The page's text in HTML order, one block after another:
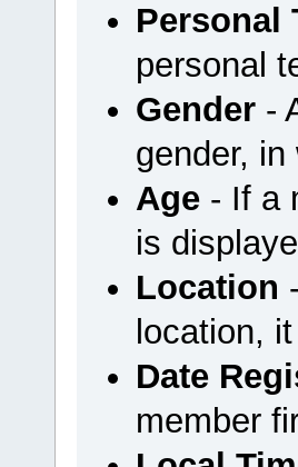
Personal
personal
Gender-
gender,
Age- If a
is
Location
location,
Date
member